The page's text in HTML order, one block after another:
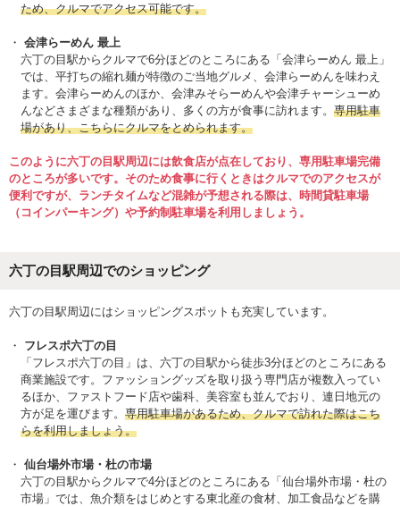
ため、クルマでアクセス可能です。
会津らーめん 最上
六丁の目駅からクルマで6分ほどのところにある「会津らーめん 最上」
では、平打ちの縮れ麺が特徴のご当地グルメ、会津らーめんを味わえ
ます。会津らーめんのほか、会津みそらーめんや会津チャーシューめ
んなどさまざまな種類があり、多くの方が食事に訪れます。 専用駐車
場があり、こちらにクルマをとめられます。
このように六丁の目駅周辺には飲食店が点在しており、専用駐車場完備
のところが多いです。そのため食事に行くときはクルマでのアクセスが
便利ですが、ランチタイムなど混雑が予想される際は、時間貸駐車場
（コインパーキング）や予約制駐車場を利用しましょう。
六丁の目駅周辺でのショッピング
六丁の目駅周辺にはショッピングスポットも充実しています。
フレスポ六丁の目
「フレスポ六丁の目」は、六丁の目駅から徒歩3分ほどのところにある
商業施設です。ファッショングッズを取り扱う専門店が複数入ってい
るほか、ファストフード店や歯科、美容室も並んでおり、連日地元の
方が足を運びます。 専用駐車場があるため、クルマで訪れた際はこち
らを利用しましょう。
仙台場外市場・杜の市場
六丁の目駅からクルマで4分ほどのところにある「仙台場外市場・杜の
市場」では、魚介類をはじめとする東北産の食材、加工食品などを購